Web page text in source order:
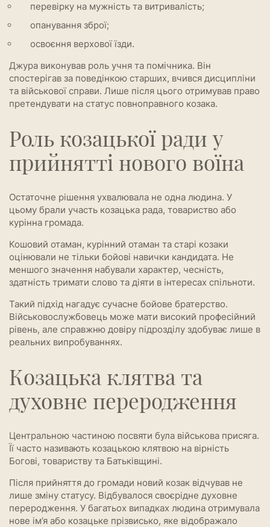
перевірку на мужність та витривалість;
опанування зброї;
освоєння верхової їзди.
Джура виконував роль учня та помічника. Він
спостерігав за поведінкою старших, вчився дисципліни
та військової справи. Лише після цього отримував право
претендувати на статус повноправного козака.
Роль козацької ради у
прийнятті нового воїна
Остаточне рішення ухвалювала не одна людина. У
цьому брали участь козацька рада, товариство або
курінна громада.
Кошовий отаман, курінний отаман та старі козаки
оцінювали не тільки бойові навички кандидата. Не
меншого значення набували характер, чесність,
здатність тримати слово та діяти в інтересах спільноти.
Такий підхід нагадує сучасне бойове братерство.
Військовослужбовець може мати високий професійний
рівень, але справжню довіру підрозділу здобуває лише в
реальних випробуваннях.
Козацька клятва та
духовне переродження
Центральною частиною посвяти була військова присяга.
Її часто називають козацькою клятвою на вірність
Богові, товариству та Батьківщині.
Після прийняття до громади новий козак відчував не
лише зміну статусу. Відбувалося своєрідне духовне
переродження. У багатьох випадках людина отримувала
нове ім’я або козацьке прізвисько, яке відображало